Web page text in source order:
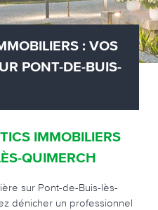
: VOS
PONT-DE-BUIS-
IMMOBILIERS
QUIMERCH
sur Pont-de-Buis-lès-
dénicher un professionnel